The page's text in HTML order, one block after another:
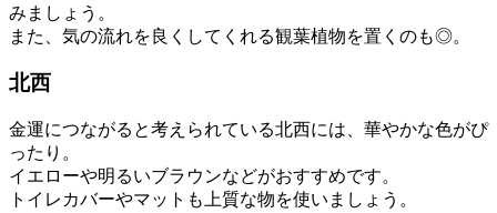
みましょう。
また、気の流れを良くしてくれる観葉植物を置くのも◎。
北西
金運につながると考えられている北西には、華やかな色がぴ
ったり。
イエローや明るいブラウンなどがおすすめです。
トイレカバーやマットも上質な物を使いましょう。